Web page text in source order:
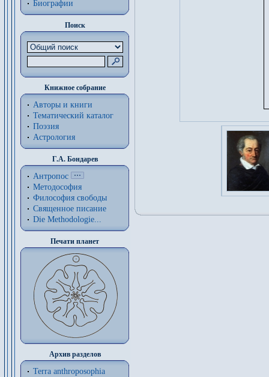
Биографии
Поиск
Книжное собрание
Авторы и книги
Тематический каталог
Поэзия
Астрология
Г.А. Бондарев
Антропос
Методософия
Философия cвободы
Священное писание
Die Methodologie...
Печати планет
Архив разделов
Terra anthroposophia